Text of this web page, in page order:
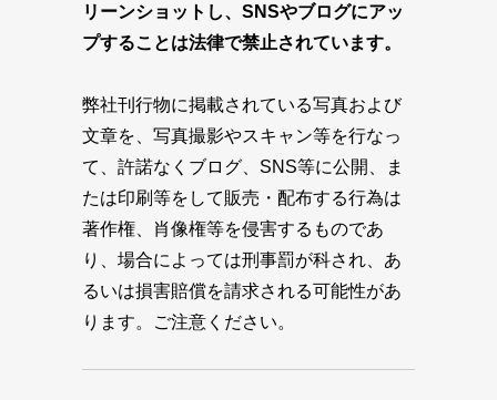
リーンショットし、SNSやブログにアッ
プすることは法律で禁止されています。
弊社刊行物に掲載されている写真および
文章を、写真撮影やスキャン等を行なっ
て、許諾なくブログ、SNS等に公開、ま
たは印刷等をして販売・配布する行為は
著作権、肖像権等を侵害するものであ
り、場合によっては刑事罰が科され、あ
るいは損害賠償を請求される可能性があ
ります。ご注意ください。